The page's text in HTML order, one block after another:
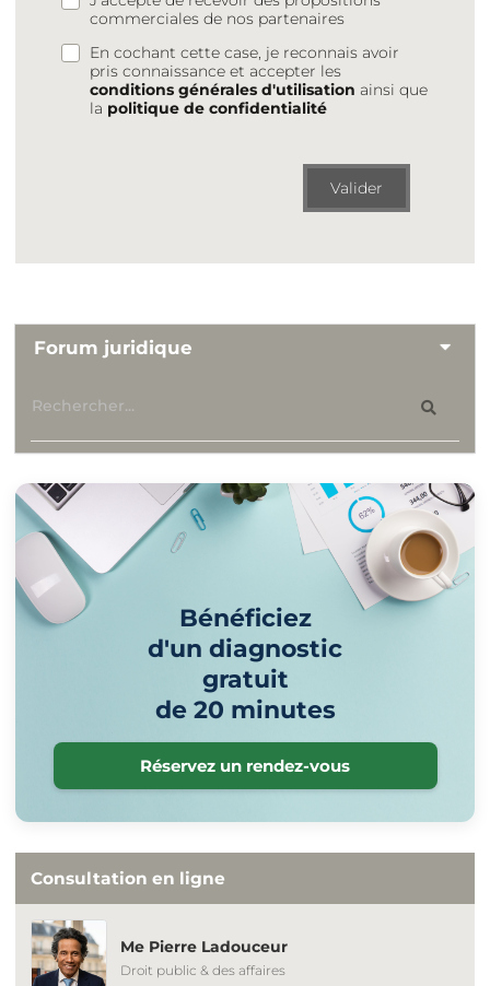
commerciales de nos partenaires
En cochant cette case, je reconnais avoir
pris connaissance et accepter les
conditions générales d'utilisation ainsi que
la politique de confidentialité
Valider
Forum juridique
Bénéficiez
d'un diagnostic
gratuit
de 20 minutes
Réservez un rendez-vous
Consultation en ligne
Me Pierre Ladouceur
Droit public & des affaires